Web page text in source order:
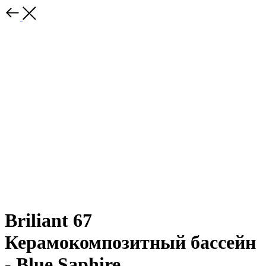
Briliant 67
Керамокомпозитный бассейн